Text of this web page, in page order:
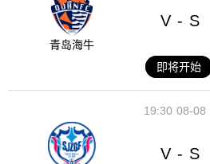
青岛海牛
V - S
即将开始
08-08
19:30
V - S